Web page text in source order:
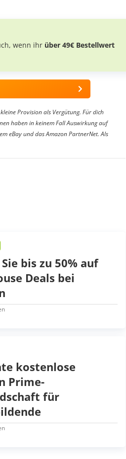
wenn ihr über 49€ Bestellwert
Provision als Vergütung. Für dich
haben in keinem Fall Auswirkung auf
eBay und das Amazon PartnerNet. Als
bis zu 50% auf
Deals bei
kostenlose
Prime-
für